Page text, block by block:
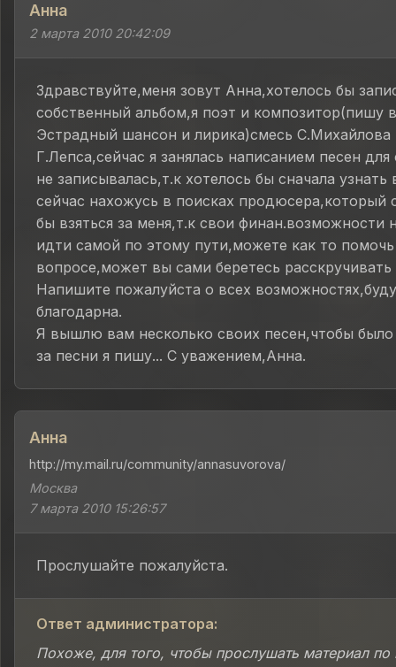
Анна
2 марта 2010 20:42:09
Здравствуйте,меня зовут Анна,хотелось бы
собственный альбом,я поэт и композитор(пишу
Эстрадный шансон и лирика)смесь С.Михайлова
Г.Лепса,сейчас я занялась написанием песен
не записывалась,т.к хотелось бы сначала узнать
сейчас нахожусь в поисках продюсера,который
бы взяться за меня,т.к свои финан.возможности
идти самой по этому пути,можете как то
вопросе,может вы сами беретесь
Напишите пожалуйста о всех
благодарна.
Я вышлю вам несколько своих песен,чтобы было
за песни я пишу... С уважением,Анна.
Анна
http://my.mail.ru/community/annasuvorova/
Москва
7 марта 2010 15:26:57
Прослушайте пожалуйста.
Ответ администратора:
Похоже, для того, чтобы прослушать материал по